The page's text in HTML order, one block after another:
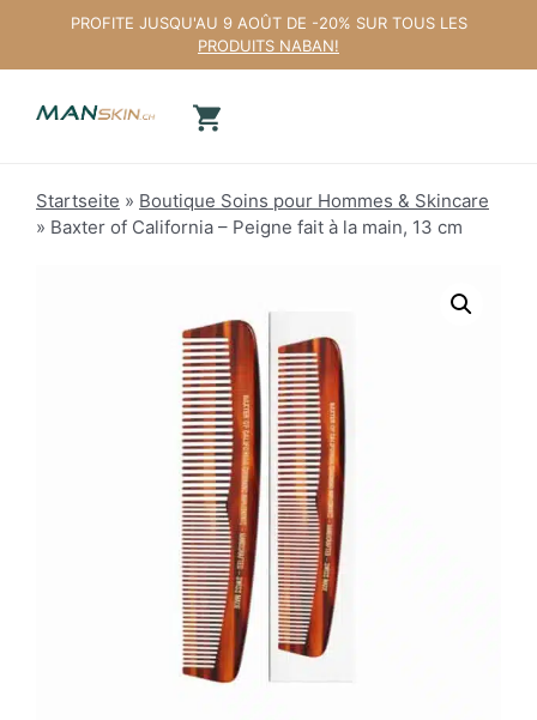
contenu
PROFITE JUSQU'AU 9 AOÛT DE -20% SUR TOUS LES
PRODUITS NABAN!
Startseite » Boutique Soins pour Hommes & Skincare
» Baxter of California – Peigne fait à la main, 13 cm